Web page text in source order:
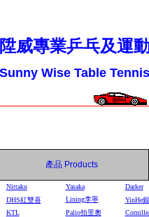
陞威專業乒乓及運
Sunny Wise Table
產品 Products
Nittaku Yasaka Darker
DHS紅雙喜 Lining李寧 YinHe
KTL Palio拍里奧